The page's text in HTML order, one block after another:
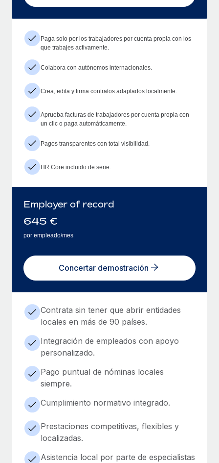
Paga solo por los trabajadores por cuenta propia con los
que trabajes activamente.
Colabora con autónomos internacionales.
Crea, edita y firma contratos adaptados localmente.
Aprueba facturas de trabajadores por cuenta propia con
un clic o paga automáticamente.
Pagos transparentes con total visibilidad.
HR Core incluido de serie.
Employer of record
645 €
por empleado/mes
Concertar demostración
Contrata sin tener que abrir entidades
locales en más de 90 países.
Integración de empleados con apoyo
personalizado.
Pago puntual de nóminas locales
siempre.
Cumplimiento normativo integrado.
Prestaciones competitivas, flexibles y
localizadas.
Asistencia local por parte de especialistas